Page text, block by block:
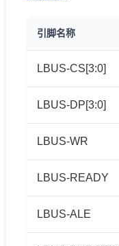
引脚名称
LBUS-CS[3:0]
LBUS-DP[3:0]
LBUS-WR
LBUS-READY
LBUS-ALE